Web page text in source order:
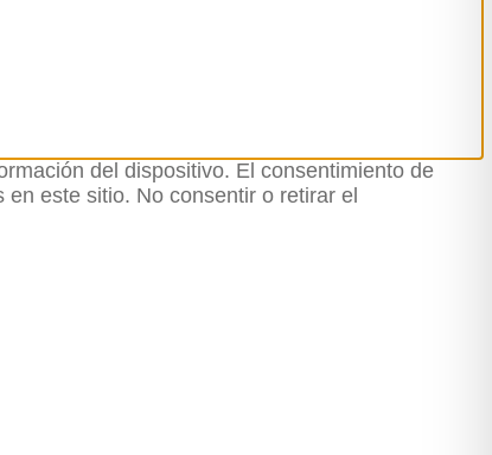
del dispositivo. El consentimiento de
este sitio. No consentir o retirar el